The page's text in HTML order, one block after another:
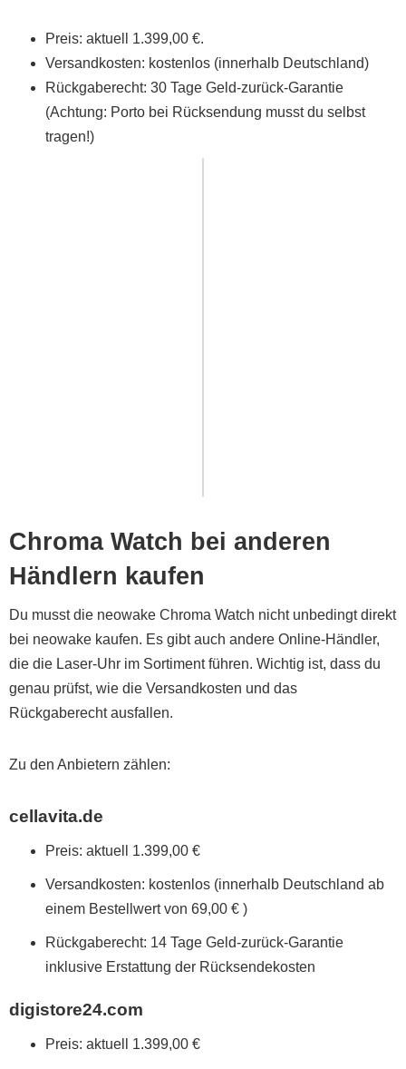
Preis: aktuell 1.399,00 €.
Versandkosten: kostenlos (innerhalb Deutschland)
Rückgaberecht: 30 Tage Geld-zurück-Garantie
(Achtung: Porto bei Rücksendung musst du selbst
tragen!)
Chroma Watch bei anderen
Händlern kaufen
Du musst die neowake Chroma Watch nicht unbedingt direkt
bei neowake kaufen. Es gibt auch andere Online-Händler,
die die Laser-Uhr im Sortiment führen. Wichtig ist, dass du
genau prüfst, wie die Versandkosten und das
Rückgaberecht ausfallen.
Zu den Anbietern zählen:
cellavita.de
Preis: aktuell 1.399,00 €
Versandkosten: kostenlos (innerhalb Deutschland ab
einem Bestellwert von 69,00 € )
Rückgaberecht: 14 Tage Geld-zurück-Garantie
inklusive Erstattung der Rücksendekosten
digistore24.com
Preis: aktuell 1.399,00 €